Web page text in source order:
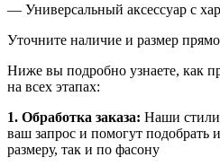
— Универсальный аксессуар с
Уточните наличие и размер
Ниже вы подробно узнаете, как
на всех этапах:
1. Обработка заказа: Наши
ваш запрос и помогут подобрать
размеру, так и по фасону